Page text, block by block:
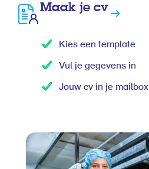
Maak je cv
Kies een template
Vul je gegevens in
Jouw cv in je mailbox